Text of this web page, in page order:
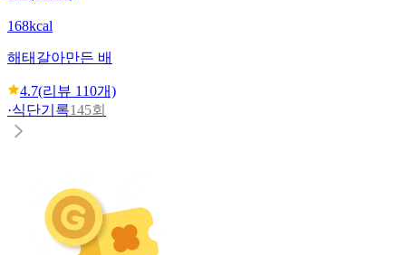
168kcal
해태 갈아만든 배
4.7(리뷰 110개)
·식단기록145회